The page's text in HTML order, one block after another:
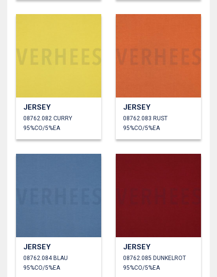
JERSEY
08762.082 CURRY
95%CO/5%EA
JERSEY
08762.083 RUST
95%CO/5%EA
JERSEY
08762.084 BLAU
95%CO/5%EA
JERSEY
08762.085 DUNKELROT
95%CO/5%EA